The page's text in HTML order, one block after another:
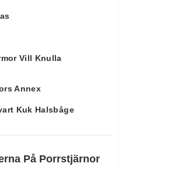
Vill Knulla
Annex
Kuk Halsbåge
På Porrstjärnor